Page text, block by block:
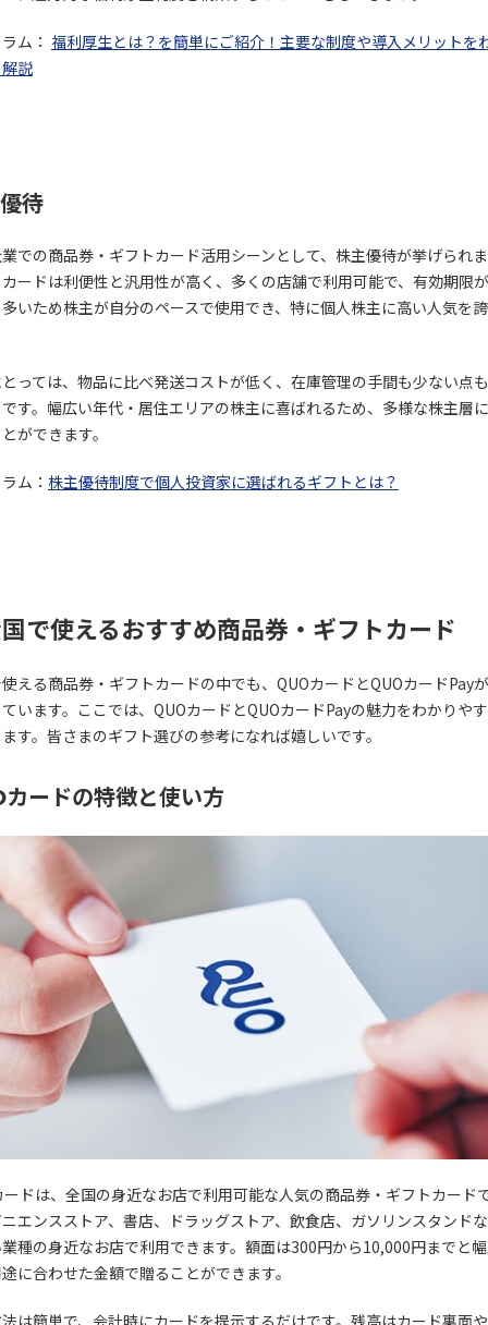
ム： 福利厚生とは？を簡単にご紹介！主要な制度や導入メリットを
説
待
での商品券・ギフトカード活用シーンとして、株主優待が挙げられ
ードは利便性と汎用性が高く、多くの店舗で利用可能で、有効期限
いため株主が自分のペースで使用でき、特に個人株主に高い人気を
っては、物品に比べ発送コストが低く、在庫管理の手間も少ない点
す。幅広い年代・居住エリアの株主に喜ばれるため、多様な株主層
ができます。
ム： 株主優待制度で個人投資家に選ばれるギフトとは？
で使えるおすすめ商品券・ギフトカード
える商品券・ギフトカードの中でも、QUOカードとQUOカードPay
います。ここでは、QUOカードとQUOカードPayの魅力をわかりや
す。皆さまのギフト選びの参考になれば嬉しいです。
ードの特徴と使い方
ードは、全国の身近なお店で利用可能な人気の商品券・ギフトカード
エンスストア、書店、ドラッグストア、飲食店、ガソリンスタンド
種の身近なお店で利用できます。額面は300円から10,000円までと
に合わせた金額で贈ることができます。
は簡単で、会計時にカードを提示するだけです。残高はカード裏面